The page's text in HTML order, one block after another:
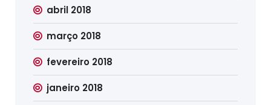
abril 2018
março 2018
fevereiro 2018
janeiro 2018